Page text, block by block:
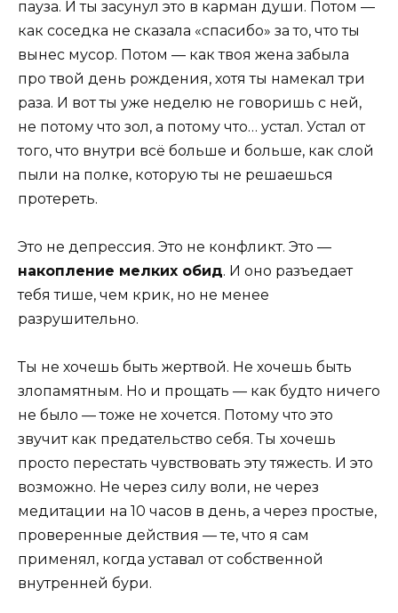
пауза. И ты засунул это в карман души. Потом —
как соседка не сказала «спасибо» за то, что ты
вынес мусор. Потом — как твоя жена забыла
про твой день рождения, хотя ты намекал три
раза. И вот ты уже неделю не говоришь с ней,
не потому что зол, а потому что… устал. Устал от
того, что внутри всё больше и больше, как слой
пыли на полке, которую ты не решаешься
протереть.
Это не депрессия. Это не конфликт. Это —
накопление мелких обид. И оно разъедает
тебя тише, чем крик, но не менее
разрушительно.
Ты не хочешь быть жертвой. Не хочешь быть
злопамятным. Но и прощать — как будто ничего
не было — тоже не хочется. Потому что это
звучит как предательство себя. Ты хочешь
просто перестать чувствовать эту тяжесть. И это
возможно. Не через силу воли, не через
медитации на 10 часов в день, а через простые,
проверенные действия — те, что я сам
применял, когда уставал от собственной
внутренней бури.